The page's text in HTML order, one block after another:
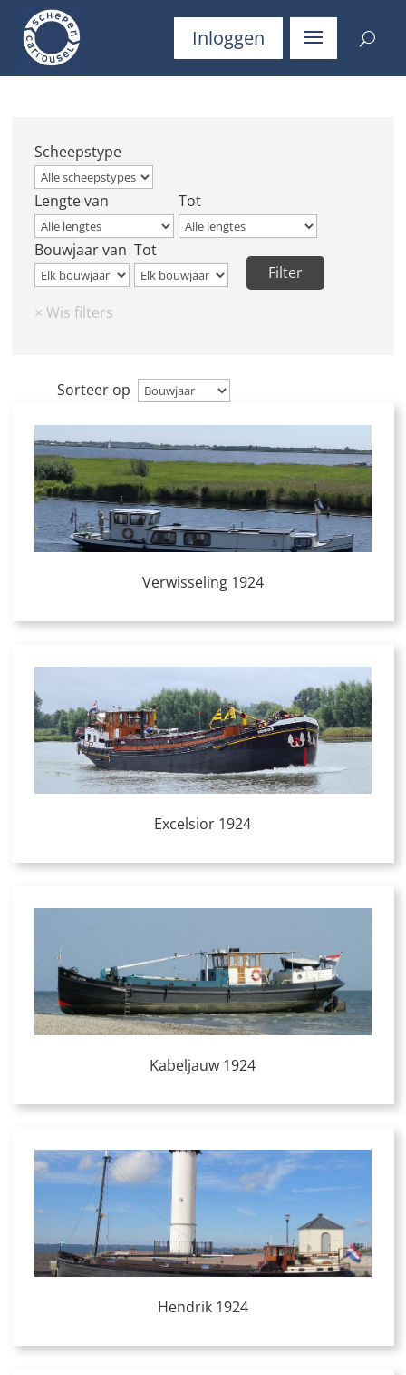
Inloggen
Scheepstype
Lengte van Tot
Bouwjaar van Tot
Sorteer op
Verwisseling 1924
Excelsior 1924
Kabeljauw 1924
Hendrik 1924